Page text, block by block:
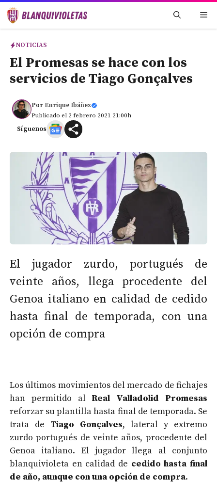
Saltar
NOTICIAS
El Promesas se hace con los
servicios de Tiago Gonçalves
Por Enrique Ibáñez
Publicado el 2 febrero 2021 21:00h
Síguenos
El jugador zurdo, portugués de
veinte años, llega procedente del
Genoa italiano en calidad de cedido
hasta final de temporada, con una
opción de compra
Los últimos movimientos del mercado de fichajes
han permitido al Real Valladolid Promesas
reforzar su plantilla hasta final de temporada. Se
trata de Tiago Gonçalves, lateral y extremo
zurdo portugués de veinte años, procedente del
Genoa italiano. El jugador llega al conjunto
blanquivioleta en calidad de cedido hasta final
de año, aunque con una opción de compra.